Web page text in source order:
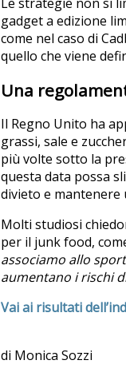
gadget a edizione
come nel caso di
quello che viene
Una
Il Regno Unito ha
grassi, sale e
più volte sotto la
questa data possa
divieto e mantenere
Molti studiosi
per il junk food,
associamo allo
aumentano i rischi
Vai ai risultati
di Monica Sozzi